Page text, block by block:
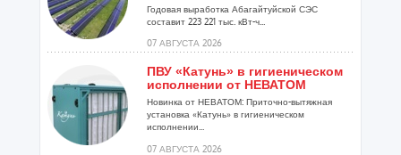
Годовая выработка Абагайтуйской СЭС
составит 223 221 тыс. кВт-ч...
07 АВГУСТА 2026
ПВУ «Катунь» в гигиеническом
исполнении от НЕВАТОМ
Новинка от НЕВАТОМ: Приточно-вытяжная
установка «Катунь» в гигиеническом
исполнении...
07 АВГУСТА 2026